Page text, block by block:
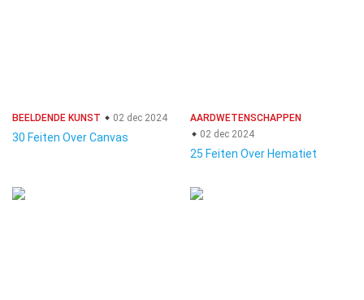
BEELDENDE KUNST 02 dec 2024
30 Feiten Over Canvas
AARDWETENSCHAPPEN
02 dec 2024
25 Feiten Over Hematiet